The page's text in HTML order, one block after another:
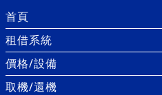
首頁
租借系統
價格/設備
取機/還機